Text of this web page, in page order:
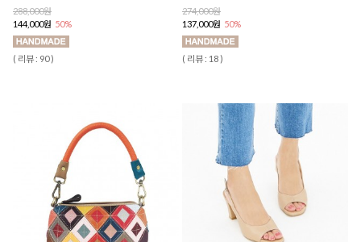
288,000원
144,000원 50%
( 리뷰 : 90 )
274,000원
137,000원 50%
( 리뷰 : 18 )